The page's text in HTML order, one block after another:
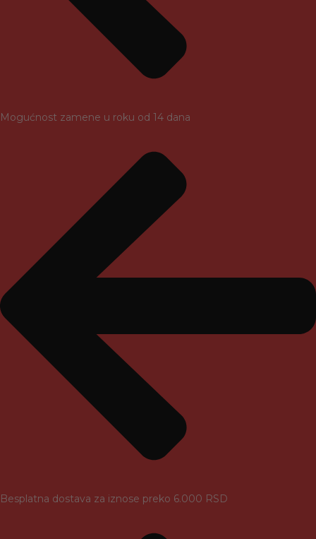
Mogućnost zamene u roku od 14 dana
Besplatna dostava za iznose preko 6.000 RSD